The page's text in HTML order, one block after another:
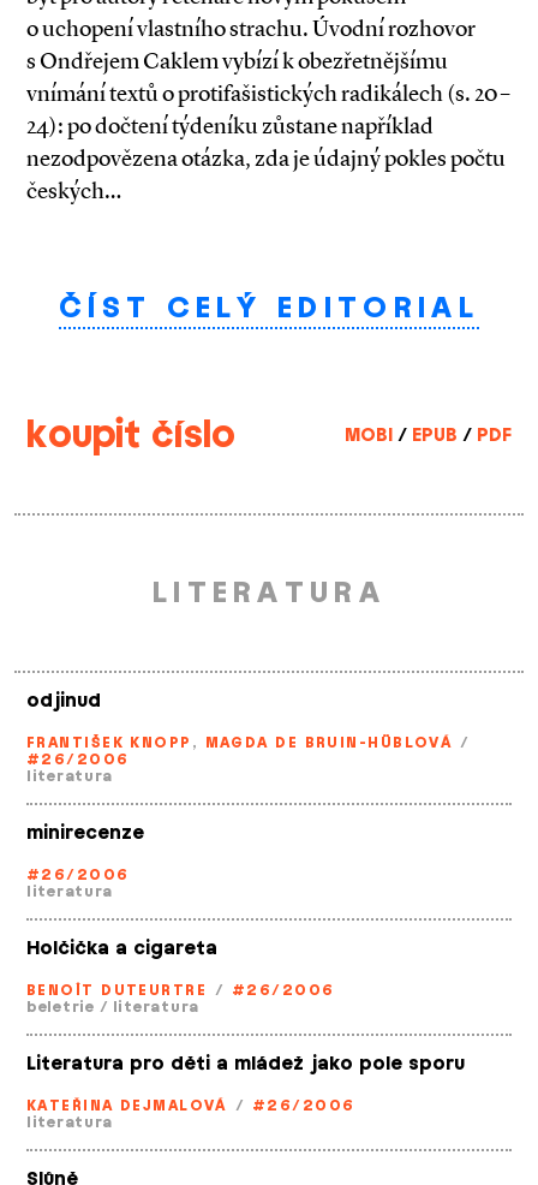
o uchopení vlastního strachu. Úvodní rozhovor
s Ondřejem Caklem vybízí k obezřetnějšímu
vnímání textů o protifašistických radikálech (s. 20–
24): po dočtení týdeníku zůstane například
nezodpovězena otázka, zda je údajný pokles počtu
českých…
ČÍST CELÝ EDITORIAL
koupit číslo MOBI / EPUB / PDF
LITERATURA
odjinud
FRANTIŠEK KNOPP , MAGDA DE BRUIN-HÜBLOVÁ /
#26/2006
literatura
minirecenze
#26/2006
literatura
Holčička a cigareta
BENOÎT DUTEURTRE / #26/2006
beletrie / literatura
Literatura pro děti a mládež jako pole sporu
KATEŘINA DEJMALOVÁ / #26/2006
literatura
Slůně